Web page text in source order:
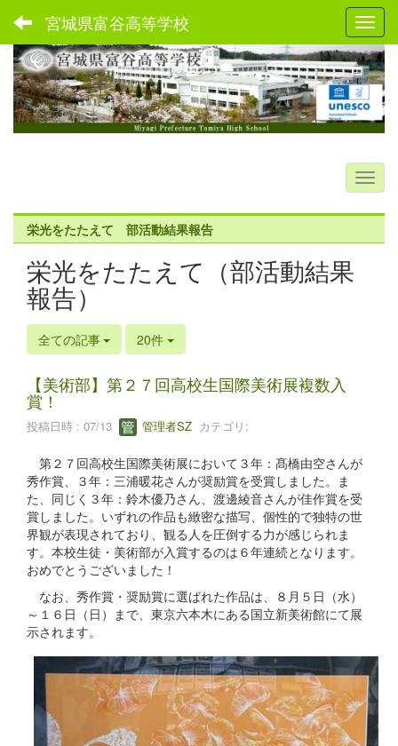
宮城県富谷高等学校
栄光をたたえて 部活動結果報告
栄光をたたえて（部活動結果
報告）
全ての記事 20件
【美術部】第２７回高校生国際美術展複数入
賞！
投稿日時 : 07/13 管理者SZ カテゴリ:
第２７回高校生国際美術展において３年：髙橋由空さんが
秀作賞、３年：三浦暖花さんが奨励賞を受賞しました。ま
た、同じく３年：鈴木優乃さん、渡邊綾音さんが佳作賞を受
賞しました。いずれの作品も緻密な描写、個性的で独特の世
界観が表現されており、観る人を圧倒する力が感じられま
す。本校生徒・美術部が入賞するのは６年連続となります。
おめでとうございました！
なお、秀作賞・奨励賞に選ばれた作品は、８月５日（水）
～１６日（日）まで、東京六本木にある国立新美術館にて展
示されます。